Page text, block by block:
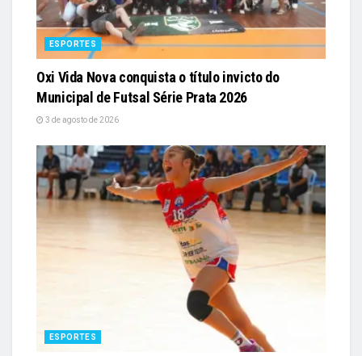
ESPORTES
Oxi Vida Nova conquista o título invicto do
Municipal de Futsal Série Prata 2026
3 de agosto de 2026
ESPORTES